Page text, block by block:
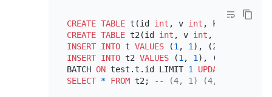
CREATE TABLE t(id int , v int
CREATE TABLE t2(id int , v int
INSERT INTO t VALUES (1 , 1 ), (2
INSERT INTO t2 VALUES (1 , 1 ), (
BATCH ON test.t.id LIMIT 1 UPDATE
SELECT * FROM t2; -- (4, 1) (4, 2) (4, 4)